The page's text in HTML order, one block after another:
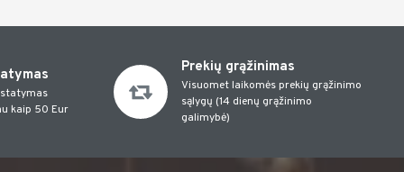
kaip 50 Eur
Prekių grąžinimas
Visuomet laikomės prekių grąžinimo
sąlygų (14 dienų grąžinimo
galimybė)